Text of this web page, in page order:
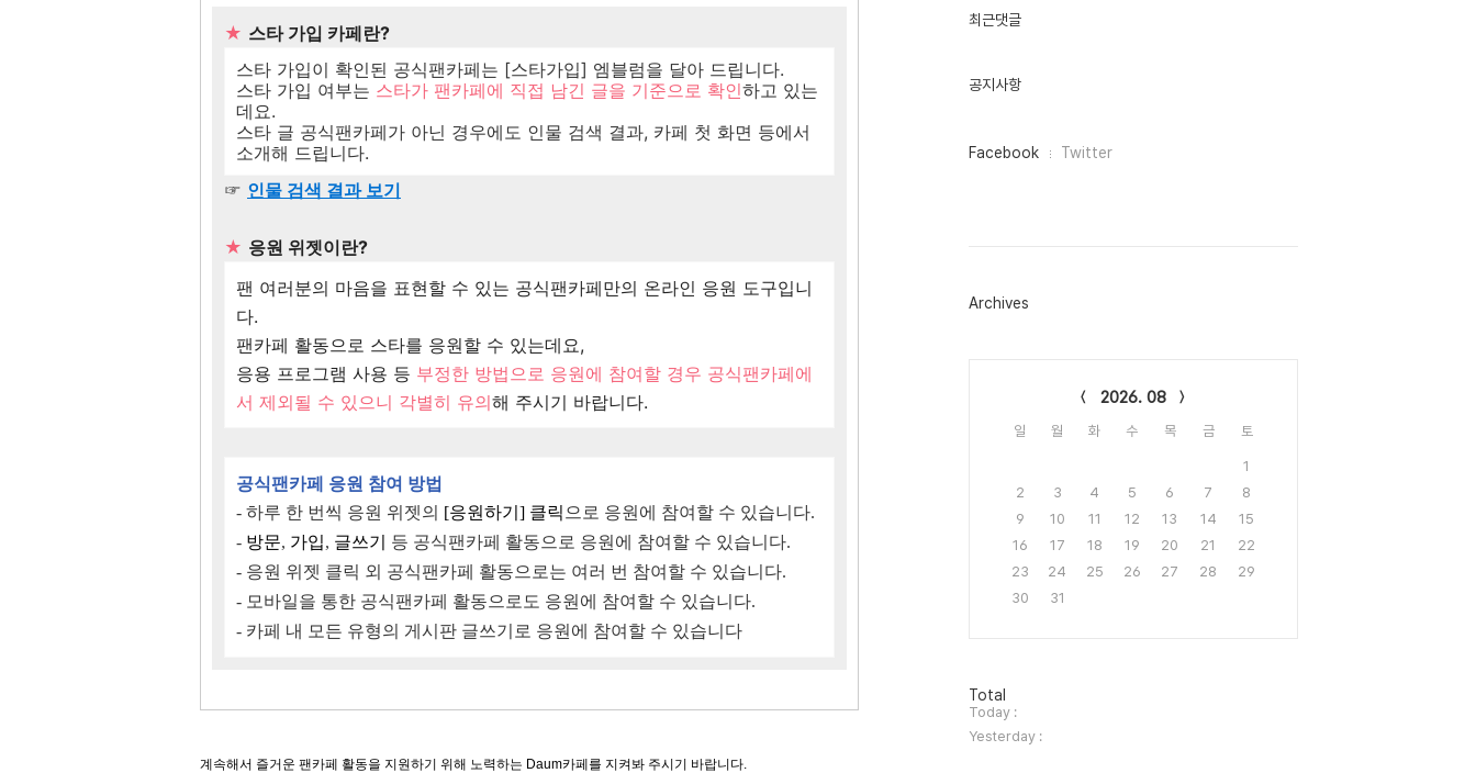
★ 스타 가입 카페란?
스타 가입이 확인된 공식팬카페는 [스타가입] 엠블럼을 달아 드립니다.
스타 가입 여부는 스타가 팬카페에 직접 남긴 글을 기준으로 확인하고 있는
데요.
스타 글 공식팬카페가 아닌 경우에도 인물 검색 결과, 카페 첫 화면 등에서
소개해 드립니다.
☞ 인물 검색 결과 보기
★ 응원 위젯이란?
팬 여러분의 마음을 표현할 수 있는 공식팬카페만의 온라인 응원 도구입니
다.
팬카페 활동으로 스타를 응원할 수 있는데요,
응용 프로그램 사용 등 부정한 방법으로 응원에 참여할 경우 공식팬카페에
서 제외될 수 있으니 각별히 유의해 주시기 바랍니다.
공식팬카페 응원 참여 방법
- 하루 한 번씩 응원 위젯의 [응원하기] 클릭 으로 응원에 참여할 수 있습니다.
- 방문, 가입, 글쓰기
등 공식팬카페 활동으로 응원에 참여할 수 있습니다.
- 응원 위젯 클릭 외 공식팬카페 활동으로는 여러 번 참여할 수 있습니다.
- 모바일을 통한 공식팬카페 활동으로도 응원에 참여할 수 있습니다.
- 카페 내 모든 유형의 게시판 글쓰기로 응원에 참여할 수 있습니다
계속해서 즐거운 팬카페 활동을 지원하기 위해 노력하는 Daum카페를 지켜봐 주시기 바랍니다.
인
최근댓글
공지사항
페
그
Facebook Twitter
Archives
2026. 08
일 월 화 수 목 금 토
1
2
3 4 5 6 7
8
9
10 11 12 13 14
15
16
17 18 19 20 21
22
23
24 25 26 27 28
29
30
31
방
문
자
수
Total
Today :
Yesterday :